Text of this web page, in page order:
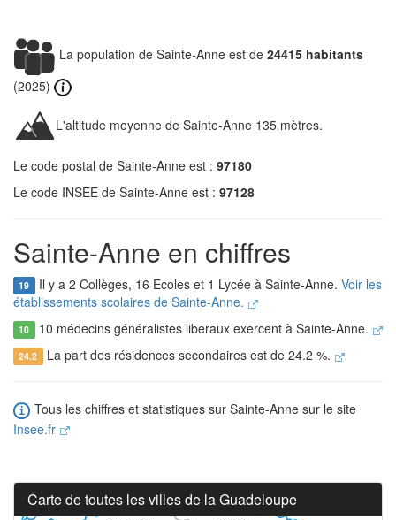
La population de Sainte-Anne est de 24415 habitants
(2025)
L'altitude moyenne de Sainte-Anne 135 mètres.
Le code postal de Sainte-Anne est : 97180
Le code INSEE de Sainte-Anne est : 97128
Sainte-Anne en chiffres
19 Il y a 2 Collèges, 16 Ecoles et 1 Lycée à Sainte-Anne. Voir les
établissements scolaires de Sainte-Anne.
10 10 médecins généralistes liberaux exercent à Sainte-Anne.
24.2 La part des résidences secondaires est de 24.2 %.
Tous les chiffres et statistiques sur Sainte-Anne sur le site
Insee.fr
Carte de toutes les villes de la Guadeloupe